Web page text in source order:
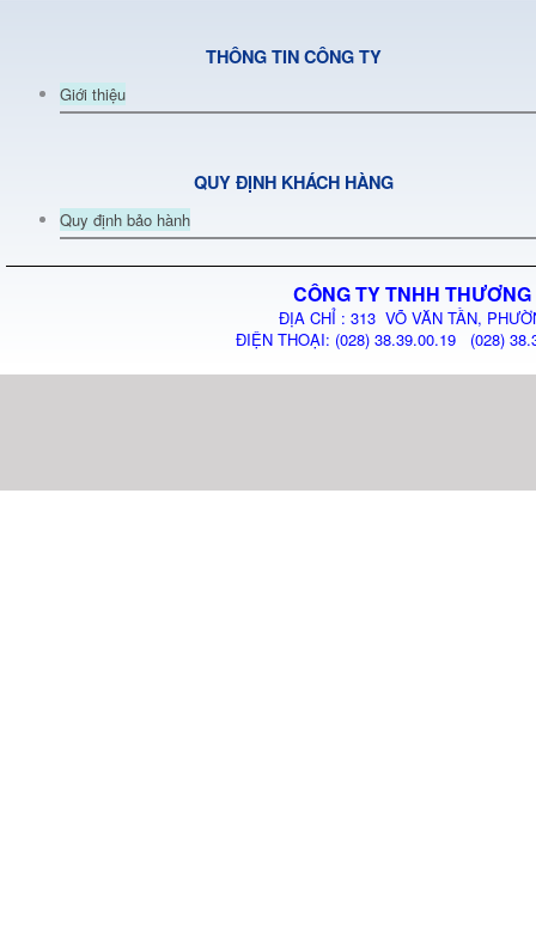
THÔNG TIN CÔNG TY
Giới thiệu
QUY ĐỊNH KHÁCH HÀNG
Quy định bảo hành
CÔNG TY TNHH
ĐỊA CHỈ : 313 VÕ VĂN TẦN,
ĐIỆN THOẠI: (028) 38.39.00.19 (028)